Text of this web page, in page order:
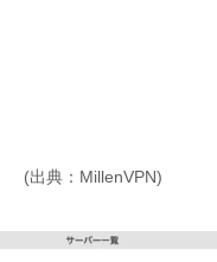
(出典：MillenVPN)